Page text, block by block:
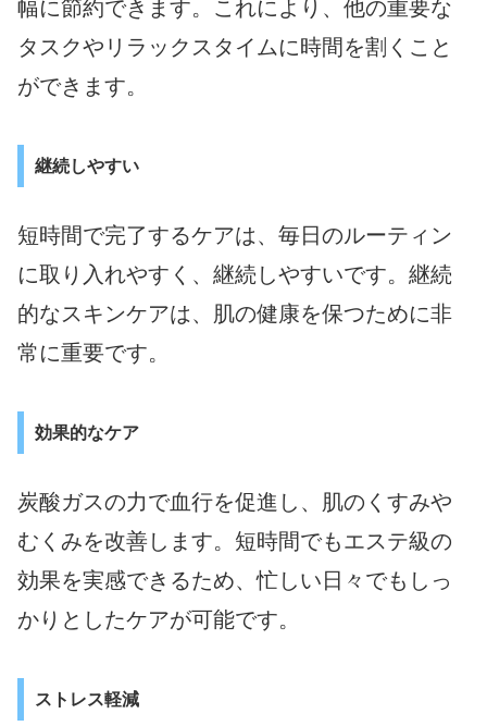
幅に節約できます。これにより、他の重要な
タスクやリラックスタイムに時間を割くこと
ができます。
継続しやすい
短時間で完了するケアは、毎日のルーティン
に取り入れやすく、継続しやすいです。継続
的なスキンケアは、肌の健康を保つために非
常に重要です。
効果的なケア
炭酸ガスの力で血行を促進し、肌のくすみや
むくみを改善します。短時間でもエステ級の
効果を実感できるため、忙しい日々でもしっ
かりとしたケアが可能です。
ストレス軽減